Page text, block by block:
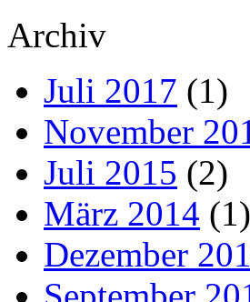
Archiv
Juli 2017 (1)
November
Juli 2015 (2)
März 2014 (1)
Dezember